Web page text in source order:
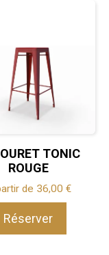
TONIC
ROUGE
de 36,00 €
Réserver